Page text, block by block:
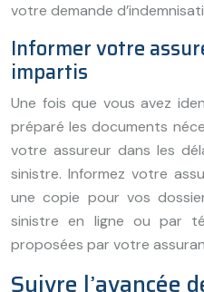
votre demande
Informer votre
impartis
Une fois que vous avez
préparé les documents
votre assureur dans les
sinistre. Informez votre
une copie pour vos
sinistre en ligne ou par
proposées par votre
Suivre l’avancée